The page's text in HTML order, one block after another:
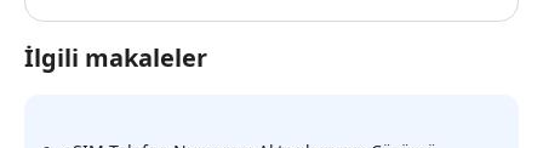
İlgili makaleler